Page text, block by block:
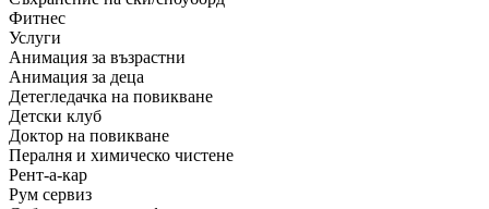
Фитнес
Услуги
Анимация за възрастни
Анимация за деца
Детегледачка на повикване
Детски клуб
Доктор на повикване
Пералня и химическо чистене
Рент-а-кар
Рум сервиз